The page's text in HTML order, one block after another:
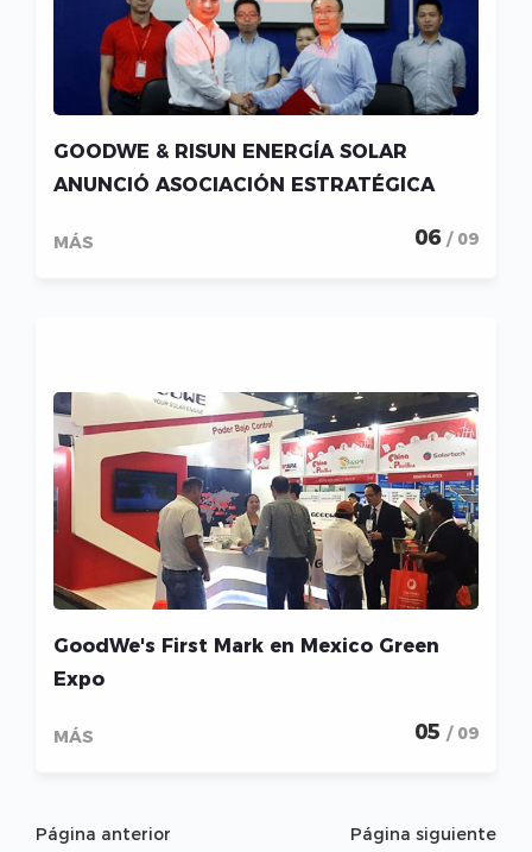
GOODWE & RISUN ENERGÍA SOLAR
ANUNCIÓ ASOCIACIÓN ESTRATÉGICA
MÁS 06 / 09
GoodWe's First Mark en Mexico Green
Expo
MÁS 05 / 09
Página anterior Página siguiente